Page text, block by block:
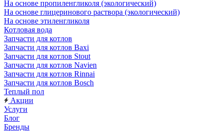
На основе пропиленгликоля (экологический)
На основе глицеринового раствора (экологический)
На основе этиленгликоля
Котловая вода
Запчасти для котлов
Запчасти для котлов Baxi
Запчасти для котлов Stout
Запчасти для котлов Navien
Запчасти для котлов Rinnai
Запчасти для котлов Bosch
Теплый пол
Акции
Услуги
Блог
Бренды